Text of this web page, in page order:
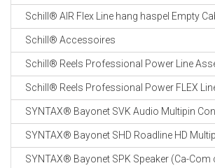
Schill® AIR Flex Line hang haspel Empty
Schill® Accessoires
Schill® Reels Professional Power Line
Schill® Reels Professional Power FLEX
SYNTAX® Bayonet SVK Audio Multipin
SYNTAX® Bayonet SHD Roadline HD
SYNTAX® Bayonet SPK Speaker (Ca-Com